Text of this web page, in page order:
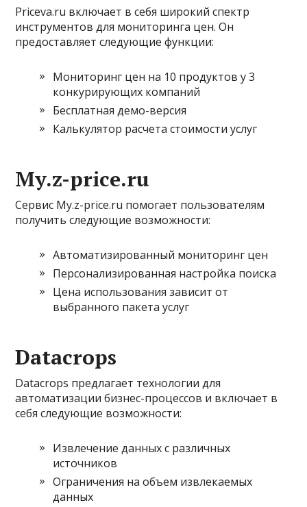
Priceva.ru включает в себя широкий спектр
инструментов для мониторинга цен. Он
предоставляет следующие функции:
Мониторинг цен на 10 продуктов у 3
конкурирующих компаний
Бесплатная демо-версия
Калькулятор расчета стоимости услуг
My.z-price.ru
Сервис My.z-price.ru помогает пользователям
получить следующие возможности:
Автоматизированный мониторинг цен
Персонализированная настройка поиска
Цена использования зависит от
выбранного пакета услуг
Datacrops
Datacrops предлагает технологии для
автоматизации бизнес-процессов и включает в
себя следующие возможности:
Извлечение данных с различных
источников
Ограничения на объем извлекаемых
данных